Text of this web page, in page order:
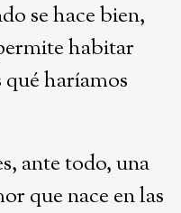
se hace bien,
habitar
haríamos
ante todo, una
que nace en las